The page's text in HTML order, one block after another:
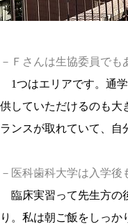
－Ｆさんは生協委員でも
1つはエリアです。通
供していただけるのも大
ランスが取れていて、自
－医科歯科大学は入学後
臨床実習って先生方の
り。私は朝ご飯をしっか